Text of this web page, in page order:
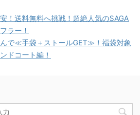
！送料無料へ挑戦！超絶人気のSAGA
ラー！
で≪手袋＋ストールGET≫！福袋対象
ドコート編！